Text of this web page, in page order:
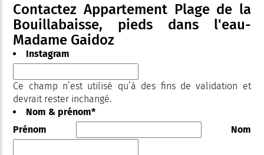
Contactez Appartement Plage de la
Bouillabaisse, pieds dans l'eau-
Madame Gaidoz
Instagram
Ce champ n’est utilisé qu’à des fins de validation et
devrait rester inchangé.
Nom & prénom*
Prénom
Nom